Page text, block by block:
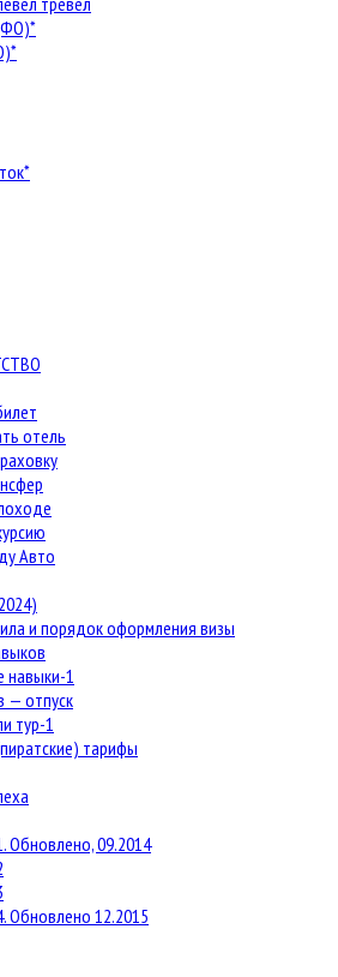
отель
Авто
и порядок оформления визы
навыки-1
— отпуск
тур-1
тарифы
Обновлено, 09.2014
Обновлено 12.2015